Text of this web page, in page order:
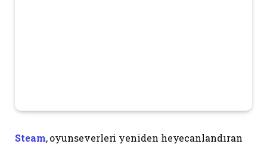
Steam, oyunseverleri yeniden heyecanlandıran